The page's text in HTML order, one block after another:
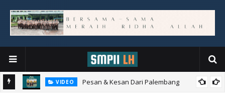
VIDEO Pesan & Kesan Dari Palembang